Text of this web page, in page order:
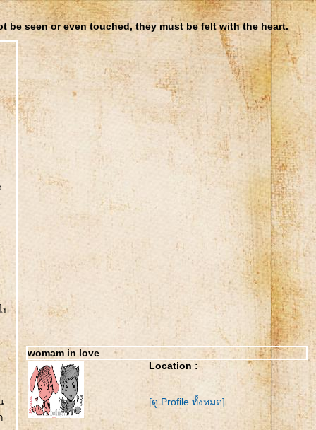
be seen or even touched, they must be felt with the heart.
ป
womam in love
Location :
[ดู Profile ทั้งหมด]